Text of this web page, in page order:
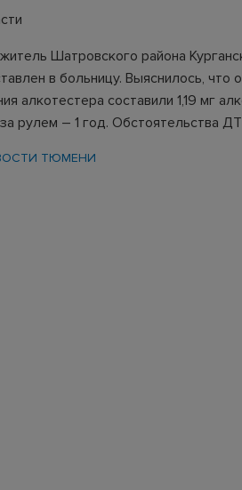
Шатровского района
в больницу. Выяснилось, что
алкотестера составили 1,19 мг
рулем – 1 год. Обстоятельства
ТЮМЕНИ